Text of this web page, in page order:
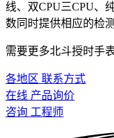
线、双CPU三CPU、
数同时提供相应的检
需要更多北斗授时手
各地区 联系方式
在线 产品询价
咨询 工程师